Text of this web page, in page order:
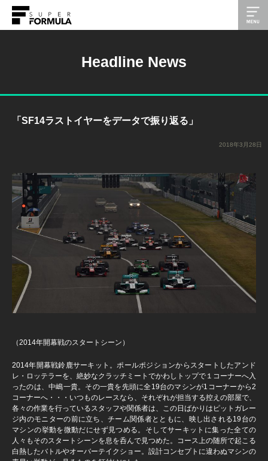
Headline News
「SF14ラストイヤーをデータで振り返る」
2018年3月28日
（2014年開幕戦のスタートシーン）
2014年開幕戦鈴鹿サーキット。ポールポジションからスタートしたアンド
レ・ロッテラーを、絶妙なクラッチミートでかわしトップで１コーナーへ入
ったのは、中嶋一貴。その一貴を先頭に全19台のマシンが1コーナーから2
コーナーへ・・・いつものレースなら、それぞれが担当する控えの部屋で、
各々の作業を行っているスタッフや関係者は、この日ばかりはピットガレー
ジ内のモニターの前に立ち、チーム関係者とともに、映し出される19台の
マシンの挙動を微動だにせず見つめる。そしてサーキットに集った全ての
人々もそのスタートシーンを息を呑んで見つめた。コース上の随所で起こる
白熱したバトルやオーバーテイクショー。設計コンセプトに違わぬマシンの